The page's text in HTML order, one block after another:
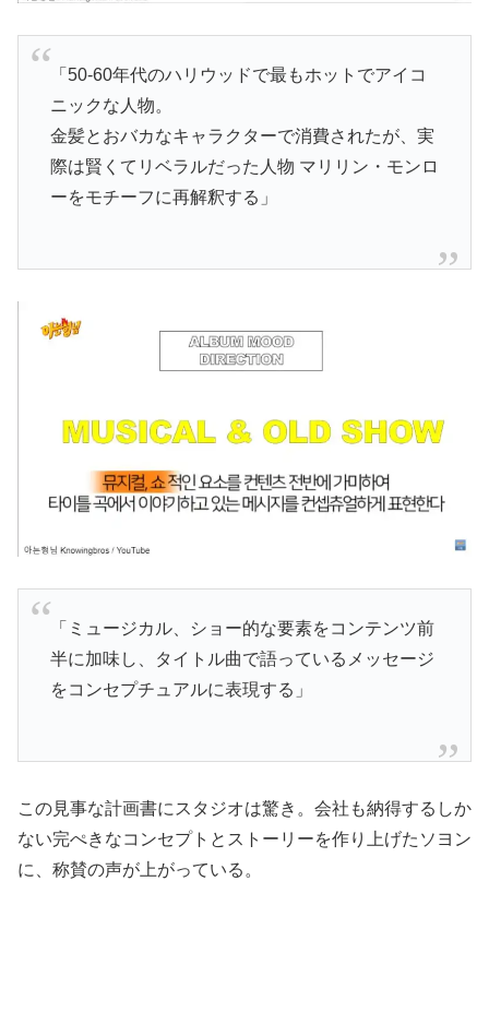
「50-60年代のハリウッドで最もホットでアイコ
ニックな人物。
金髪とおバカなキャラクターで消費されたが、実
際は賢くてリベラルだった人物 マリリン・モンロ
ーをモチーフに再解釈する」
「ミュージカル、ショー的な要素をコンテンツ前
半に加味し、タイトル曲で語っているメッセージ
をコンセプチュアルに表現する」
この見事な計画書にスタジオは驚き。会社も納得するしか
ない完ぺきなコンセプトとストーリーを作り上げたソヨン
に、称賛の声が上がっている。